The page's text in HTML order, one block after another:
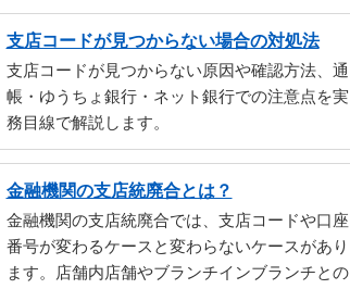
支店コードが見つからない場合の対処法
支店コードが見つからない原因や確認方法、通
帳・ゆうちょ銀行・ネット銀行での注意点を実
務目線で解説します。
金融機関の支店統廃合とは？
金融機関の支店統廃合では、支店コードや口座
番号が変わるケースと変わらないケースがあり
ます。店舗内店舗やブランチインブランチとの